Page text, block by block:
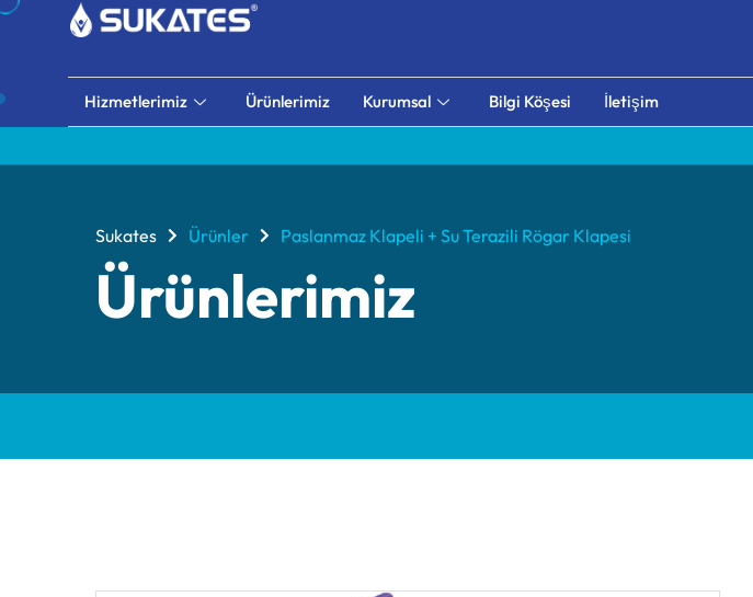
Hizmetlerimiz Ürünlerimiz Kurumsal Bilgi Köşesi İletişim
Sukates Ürünler Paslanmaz Klapeli + Su Terazili Rögar Klapesi
Ürünlerimiz